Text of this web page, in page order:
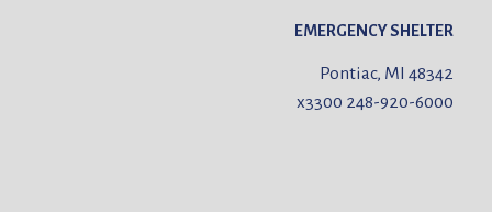
EMERGENCY SHELTER
Pontiac, MI 48342
248-920-6000
x3300